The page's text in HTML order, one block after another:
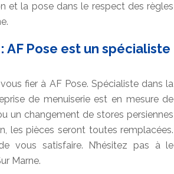
et la pose dans le respect des règles
Pose est un spécialiste
fier à AF Pose. Spécialiste dans la
de menuiserie est en mesure de
un changement de stores persiennes
les pièces seront toutes remplacées.
vous satisfaire. N’hésitez pas à le
Marne.